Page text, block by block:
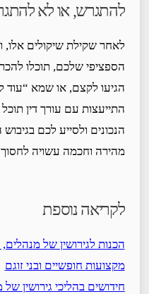
להתגרש, או לא
לאחר שקילת שיקולים אלו,
הספציפי שלכם, תוכלו
הגיעו לקצם, או שמא “עוד
התייעצות עם עורך דין
הנכונים ולסייע לכם
מהירה וחכמה עשויה לחסוך
לקריאה נוספת
הכנות לגירושין של מנהלים,
מקצועות חופשיים ובני זוגם
חידושים בהליכי גירושין